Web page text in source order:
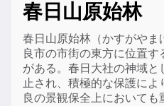
春日山原始林
春日山原始林（かすがやま
良市の市街の東方に位置す
がある。春日大社の神域
止され、積極的な保護に
良の景観保全上において